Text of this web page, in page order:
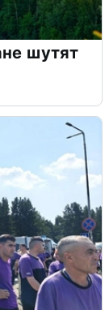
шутят